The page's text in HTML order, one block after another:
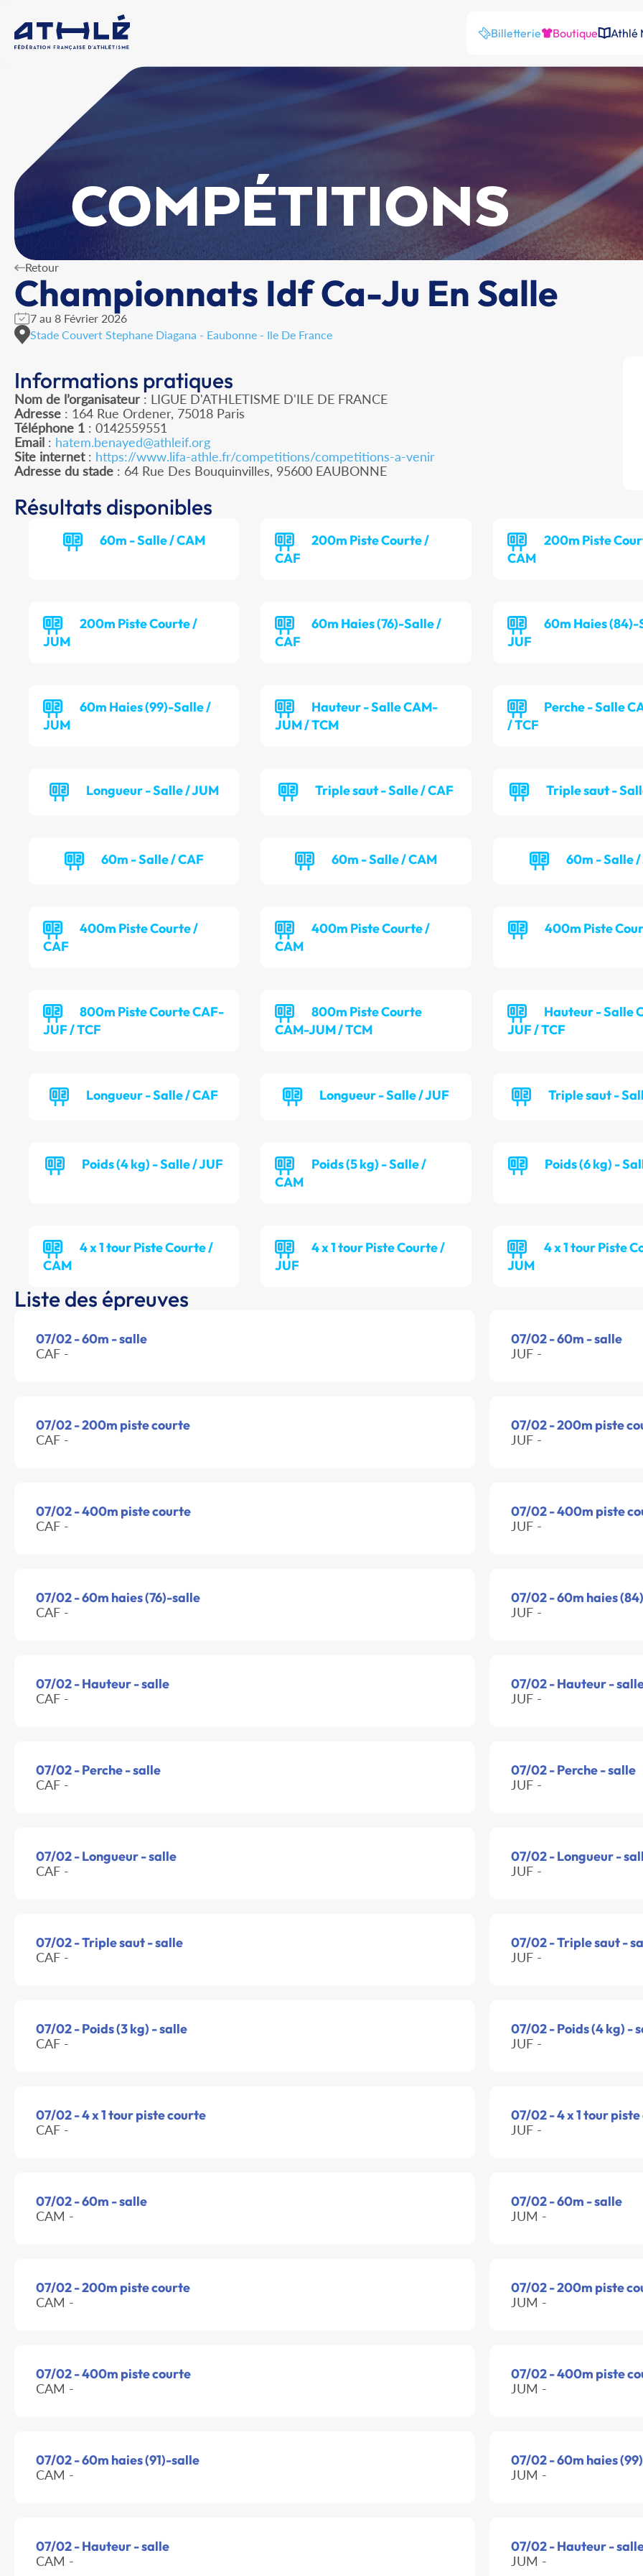
Billetterie Boutique Athlé
COMPÉTITIONS
Retour
Championnats Idf Ca-Ju En Salle
7 au 8 Février 2026
Stade Couvert Stephane Diagana - Eaubonne - Ile De France
Informations pratiques
Nom de l’organisateur : LIGUE D'ATHLETISME D'ILE DE FRANCE
Adresse : 164 Rue Ordener, 75018 Paris
Téléphone 1 : 0142559551
Email : hatem.benayed@athleif.org
Site internet: https://www.lifa-athle.fr/competitions/competitions-a-venir
Adresse du stade : 64 Rue Des Bouquinvilles, 95600 EAUBONNE
Résultats disponibles
60m - Salle / CAM
200m Piste Courte /
CAF
200m Piste
CAM
200m Piste Courte /
JUM
60m Haies (76)-Salle /
CAF
60m Haies (84)-
JUF
60m Haies (99)-Salle /
JUM
Hauteur - Salle CAM-
JUM / TCM
Perche - Salle
/ TCF
Longueur - Salle / JUM Triple saut - Salle / CAF Triple saut -
60m - Salle / CAF 60m - Salle / CAM 60m - Salle /
400m Piste Courte /
CAF
400m Piste Courte /
CAM
400m Piste
800m Piste Courte CAF-
JUF / TCF
800m Piste Courte
CAM-JUM / TCM
Hauteur - Salle
JUF / TCF
Longueur - Salle / CAF Longueur - Salle / JUF Triple saut -
Poids (4 kg) - Salle / JUF
Poids (5 kg) - Salle /
CAM
Poids (6 kg) -
4 x 1 tour Piste Courte /
CAM
4 x 1 tour Piste Courte /
JUF
4 x 1 tour Piste
JUM
Liste des épreuves
07/02 - 60m - salle
CAF -
07/02 - 60m - salle
JUF -
07/02 - 200m piste courte
CAF -
07/02 - 200m piste
JUF -
07/02 - 400m piste courte
CAF -
07/02 - 400m piste
JUF -
07/02 - 60m haies (76)-salle
CAF -
07/02 - 60m haies
JUF -
07/02 - Hauteur - salle
CAF -
07/02 - Hauteur -
JUF -
07/02 - Perche - salle
CAF -
07/02 - Perche - salle
JUF -
07/02 - Longueur - salle
CAF -
07/02 - Longueur -
JUF -
07/02 - Triple saut - salle
CAF -
07/02 - Triple saut -
JUF -
07/02 - Poids (3 kg) - salle
CAF -
07/02 - Poids (4 kg) -
JUF -
07/02 - 4 x 1 tour piste courte
CAF -
07/02 - 4 x 1 tour
JUF -
07/02 - 60m - salle
CAM -
07/02 - 60m - salle
JUM -
07/02 - 200m piste courte
CAM -
07/02 - 200m piste
JUM -
07/02 - 400m piste courte
CAM -
07/02 - 400m piste
JUM -
07/02 - 60m haies (91)-salle
CAM -
07/02 - 60m haies
JUM -
07/02 - Hauteur - salle
CAM -
07/02 - Hauteur -
JUM -